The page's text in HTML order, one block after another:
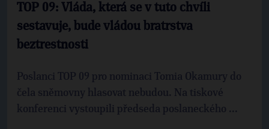
TOP 09: Vláda, která se v tuto chvíli
sestavuje, bude vládou bratrstva
beztrestnosti
Poslanci TOP 09 pro nominaci Tomia Okamury do
čela sněmovny hlasovat nebudou. Na tiskové
konferenci vystoupili předseda poslaneckého ...